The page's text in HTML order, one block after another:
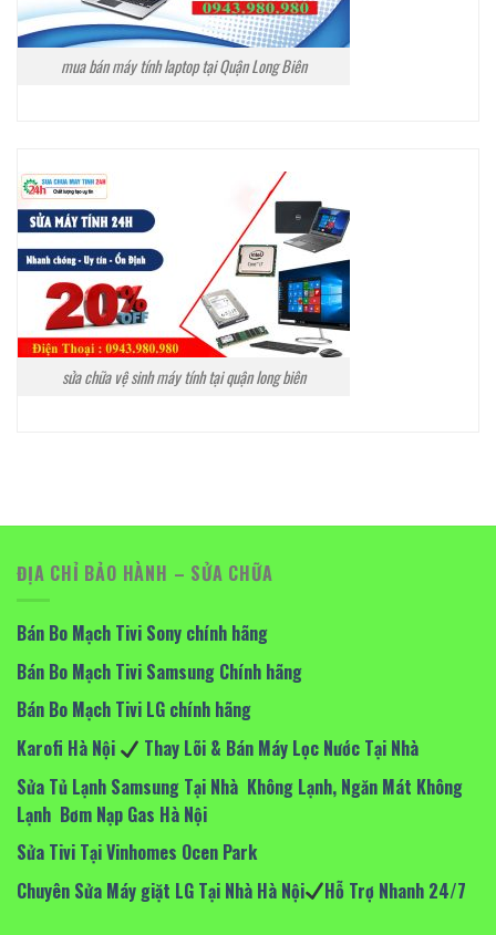
mua bán máy tính laptop tại Quận Long Biên
sửa chữa vệ sinh máy tính tại quận long biên
ĐỊA CHỈ BẢO HÀNH – SỬA CHỮA
Bán Bo Mạch Tivi Sony chính hãng
Bán Bo Mạch Tivi Samsung Chính hãng
Bán Bo Mạch Tivi LG chính hãng
Karofi Hà Nội
Thay Lõi & Bán Máy Lọc Nước Tại Nhà
Sửa Tủ Lạnh Samsung Tại Nhà Không Lạnh, Ngăn Mát Không
Lạnh Bơm Nạp Gas Hà Nội
Sửa Tivi Tại Vinhomes Ocen Park
Chuyên Sửa Máy giặt LG Tại Nhà Hà Nội
Hỗ Trợ Nhanh 24/7